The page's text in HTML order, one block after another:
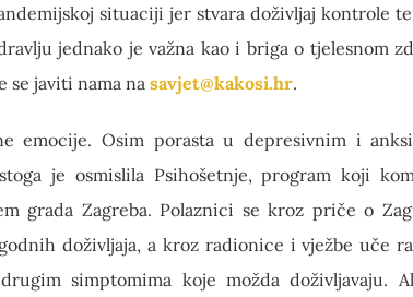
situaciji jer stvara doživljaj kontrole
jednako je važna kao i briga o tjelesnom
se javiti nama na savjet@kakosi.hr.
emocije. Osim porasta u depresivnim i
je osmislila Psihošetnje, program koji
grada Zagreba. Polaznici se kroz priče o
doživljaja, a kroz radionice i vježbe uče
simptomima koje možda doživljavaju.